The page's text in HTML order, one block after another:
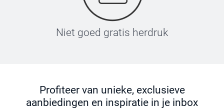
Niet goed gratis herdruk
Profiteer van unieke, exclusieve
aanbiedingen en inspiratie in je inbox